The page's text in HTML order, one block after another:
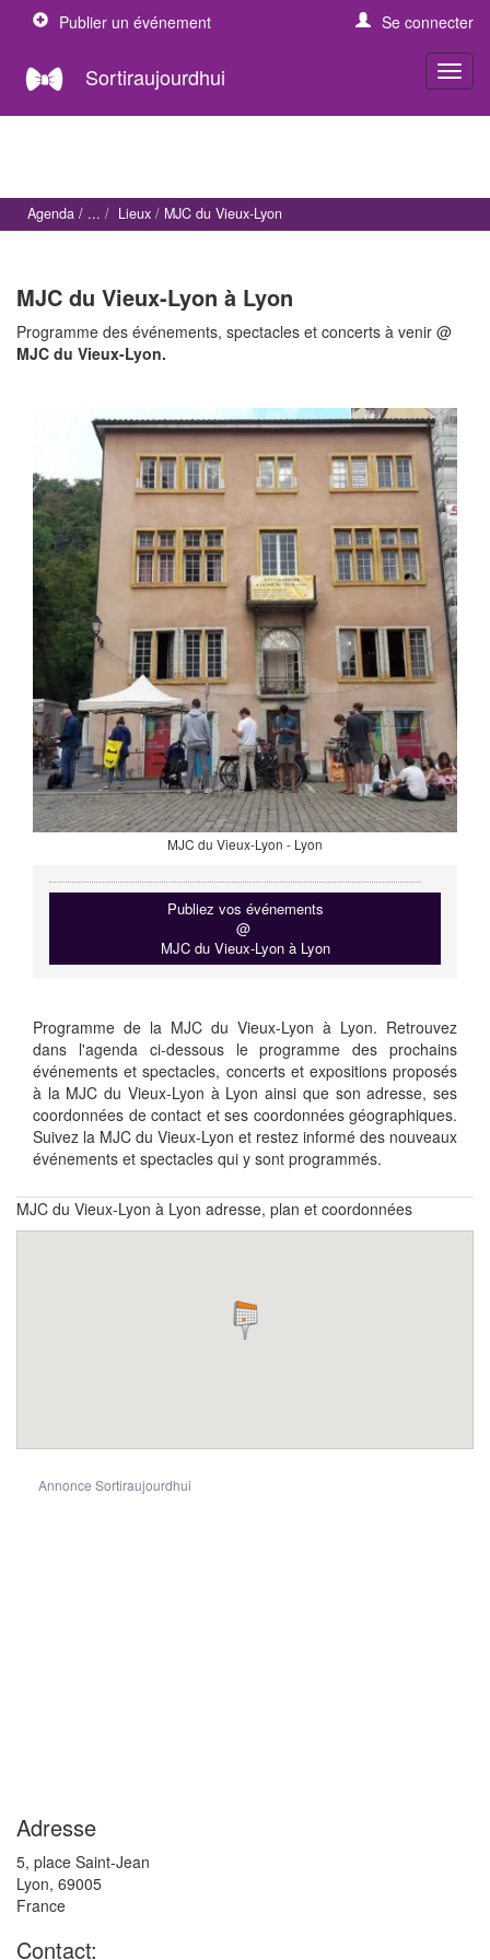
Publier un événement Se connecter
Sortiraujourdhui
Agenda Lieux MJC du Vieux-Lyon
MJC du Vieux-Lyon à Lyon
Programme des événements, spectacles et concerts à venir @
MJC du Vieux-Lyon.
MJC du Vieux-Lyon - Lyon
Publiez vos événements
@
MJC du Vieux-Lyon à Lyon
Programme de la MJC du Vieux-Lyon à Lyon. Retrouvez
dans l'agenda ci-dessous le programme des prochains
événements et spectacles, concerts et expositions proposés
à la MJC du Vieux-Lyon à Lyon ainsi que son adresse, ses
coordonnées de contact et ses coordonnées géographiques.
Suivez la MJC du Vieux-Lyon et restez informé des nouveaux
événements et spectacles qui y sont programmés.
MJC du Vieux-Lyon à Lyon adresse, plan et coordonnées
Annonce Sortiraujourdhui
Adresse
5, place Saint-Jean
Lyon, 69005
France
Contact: